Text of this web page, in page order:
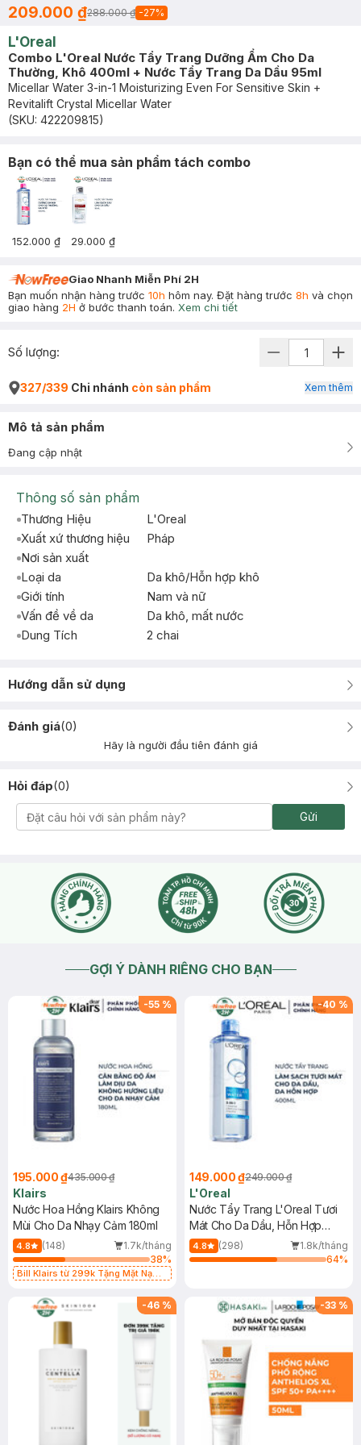
209.000 ₫288.000 ₫ -27%
L'Oreal
Combo L'Oreal Nước Tẩy Trang Dưỡng Ẩm Cho Da
Thường, Khô 400ml + Nước Tẩy Trang Da Dầu 95ml
Micellar Water 3-in-1 Moisturizing Even For Sensitive Skin +
Revitalift Crystal Micellar Water
(SKU: 422209815)
Bạn có thể mua sản phẩm tách combo
152.000 ₫ 29.000 ₫
Giao Nhanh Miễn Phí 2H
Bạn muốn nhận hàng trước 10h hôm nay. Đặt hàng trước 8h và chọn
giao hàng 2H ở bước thanh toán. Xem chi tiết
Số lượng:
327/339 Chi nhánh còn sản phẩm Xem thêm
Mô tả sản phẩm
Đang cập nhật
Thông số sản phẩm
Thương Hiệu
L'Oreal
Xuất xứ thương hiệu
Pháp
Nơi sản xuất
Loại da
Da khô/Hỗn hợp khô
Giới tính
Nam và nữ
Vấn đề về da
Da khô, mất nước
Dung Tích
2 chai
Hướng dẫn sử dụng
Đánh giá(0)
Hãy là người đầu tiên đánh giá
Hỏi đáp(0)
Gửi
GỢI Ý DÀNH RIÊNG CHO BẠN
-55 %
195.000 ₫435.000 ₫
Klairs
Nước Hoa Hồng Klairs Không
Mùi Cho Da Nhạy Cảm 180ml
4.8 (148)
1.7k/tháng
38%
Bill Klairs từ 299k Tặng Mặt Nạ
25ml (SL Có Hạn)
-40 %
149.000 ₫249.000 ₫
L'Oreal
Nước Tẩy Trang L'Oreal Tươi
Mát Cho Da Dầu, Hỗn Hợp
400ml
4.8 (298)
1.8k/tháng
64%
-46 % -33 %